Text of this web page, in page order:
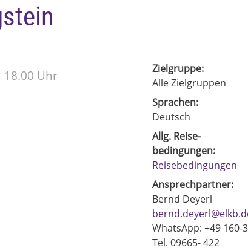
18.00 Uhr
Zielgruppe:
Alle Zielgruppen
Sprachen:
Deutsch
Allg. Reise-
bedingungen:
Reisebedingungen
Ansprechpartner:
Bernd Deyerl
WhatsApp: +49 160-
Tel. 09665- 422